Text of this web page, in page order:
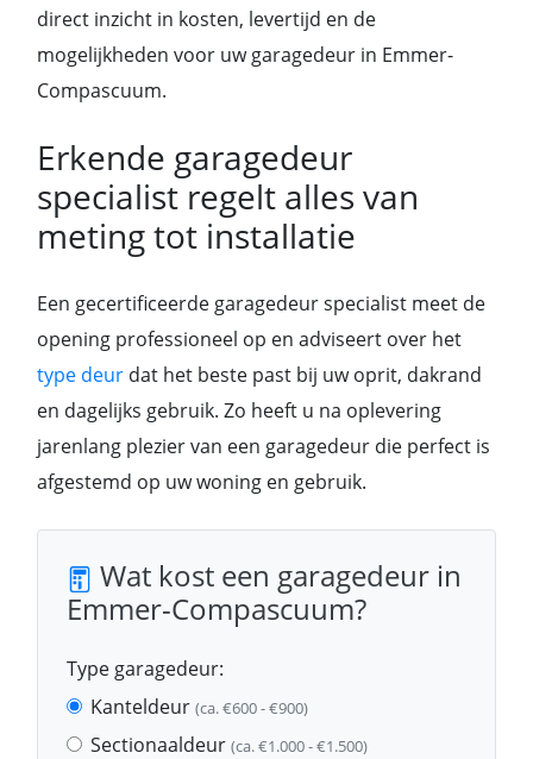
direct inzicht in kosten, levertijd en de
mogelijkheden voor uw garagedeur in Emmer-
Compascuum.
Erkende garagedeur
specialist regelt alles van
meting tot installatie
Een gecertificeerde garagedeur specialist meet de
opening professioneel op en adviseert over het
type deur dat het beste past bij uw oprit, dakrand
en dagelijks gebruik. Zo heeft u na oplevering
jarenlang plezier van een garagedeur die perfect is
afgestemd op uw woning en gebruik.
Wat kost een garagedeur in
Emmer-Compascuum?
Type garagedeur:
Kanteldeur (ca. €600 - €900)
Sectionaaldeur (ca. €1.000 - €1.500)